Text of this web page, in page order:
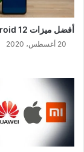
أفضل ميزات Android 12
20 أغسطس، 2020